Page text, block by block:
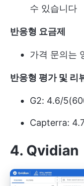
수 있습니다
반응형 요금제
가격 문의는
반응형 평가 및 리
G2: 4.6/
Capterra:
4. Qvidian